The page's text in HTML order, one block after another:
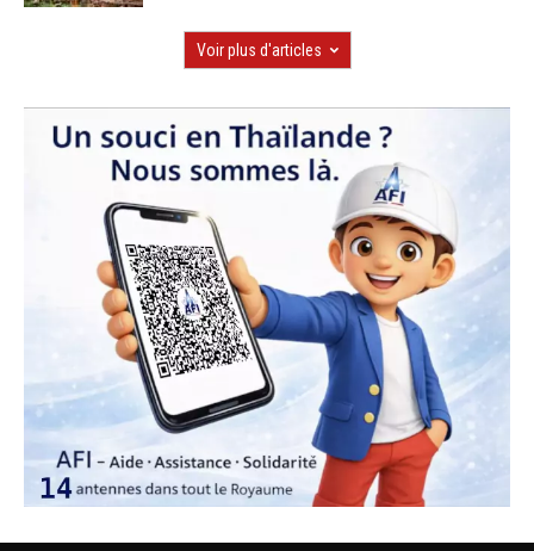
Voir plus d'articles